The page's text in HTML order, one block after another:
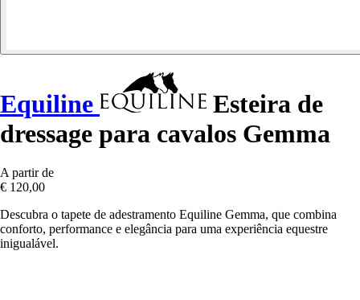
Equiline
Esteira de
dressage para cavalos Gemma
A partir de
€ 120,00
Descubra o tapete de adestramento Equiline Gemma, que combina
conforto, performance e elegância para uma experiência equestre
inigualável.